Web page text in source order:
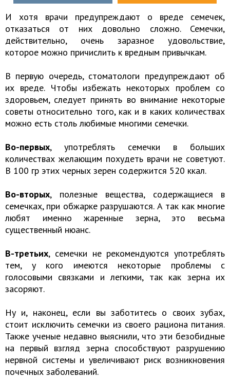
И хотя врачи предупреждают о вреде семечек,
отказаться от них довольно сложно. Семечки,
действительно, очень заразное удовольствие,
которое можно причислить к вредным привычкам.
В первую очередь, стоматологи предупреждают об
их вреде. Чтобы избежать некоторых проблем со
здоровьем, следует принять во внимание некоторые
советы относительно того, как и в каких количествах
можно есть столь любимые многими семечки.
Во-первых, употреблять семечки в больших
количествах желающим похудеть врачи не советуют.
В 100 гр этих черных зерен содержится 520 ккал.
Во-вторых, полезные вещества, содержащиеся в
семечках, при обжарке разрушаются. А так как многие
любят именно жаренные зерна, это весьма
существенный нюанс.
В-третьих, семечки не рекомендуются употреблять
тем, у кого имеются некоторые проблемы с
голосовыми связками и легкими, так как зерна их
засоряют.
Ну и, наконец, если вы заботитесь о своих зубах,
стоит исключить семечки из своего рациона питания.
Также ученые недавно выяснили, что эти безобидные
на первый взгляд зерна способствуют разрушению
нервной системы и увеличивают риск возникновения
почечных заболеваний.